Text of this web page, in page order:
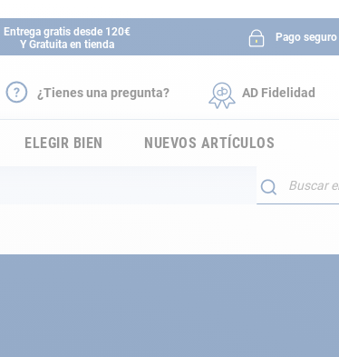
Entrega gratis desde 120€
Y Gratuita en tienda
Pago seguro
¿Tienes una pregunta? AD Fidelidad
ELEGIR BIEN NUEVOS ARTÍCULOS
Buscar